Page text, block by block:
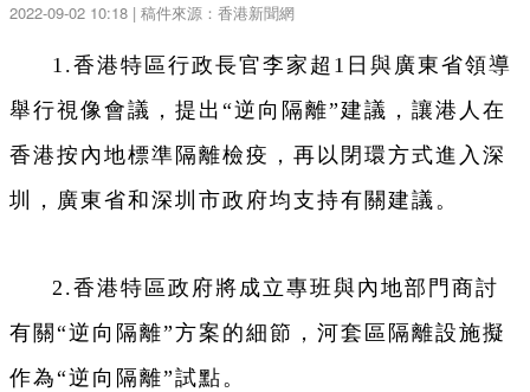
2022-09-02 10:18 | 稿件來源：香港新聞網
1.香港特區行政長官李家超1日與廣東省領導
舉行視像會議，提出“逆向隔離”建議，讓港人在
香港按內地標準隔離檢疫，再以閉環方式進入深
圳，廣東省和深圳市政府均支持有關建議。
2.香港特區政府將成立專班與內地部門商討
有關“逆向隔離”方案的細節，河套區隔離設施擬
作為“逆向隔離”試點。